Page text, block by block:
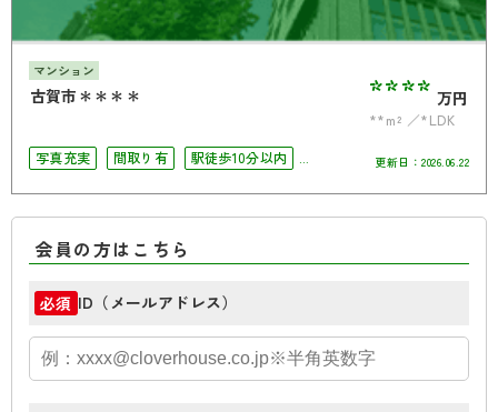
マンション
古賀市＊＊＊＊ **** 万円
**m²
*LDK
写真充実
間取り有
駅徒歩10分以内
オートロック
角部屋
更新日： 2026.06.22
会員の方はこちら
必須 ID（メールアドレス）